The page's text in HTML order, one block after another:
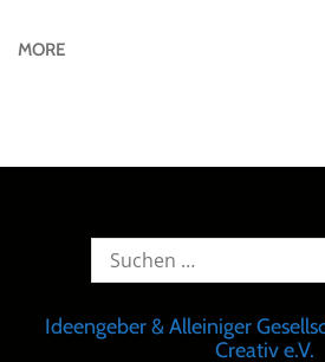
MORE
Suche
Ideengeber & Alleiniger
Creativ e.V.